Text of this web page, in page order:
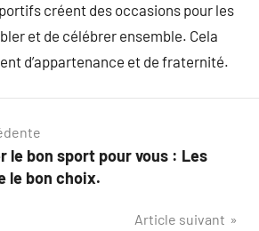
créent des occasions pour les
et de célébrer ensemble. Cela
d’appartenance et de fraternité.
le bon sport pour vous : Les
le bon choix.
Article suivant